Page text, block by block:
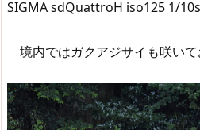
SIGMA sdQuattroH iso125 1/
境内ではガクアジサイも咲いて